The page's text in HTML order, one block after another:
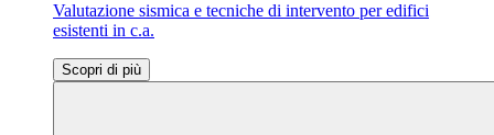
Valutazione sismica e tecniche di intervento per edifici
esistenti in c.a.
Scopri di più